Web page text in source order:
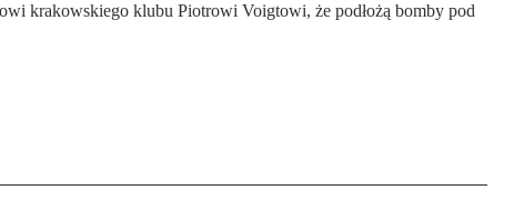
krakowskiego klubu Piotrowi Voigtowi, że podłożą bomby pod